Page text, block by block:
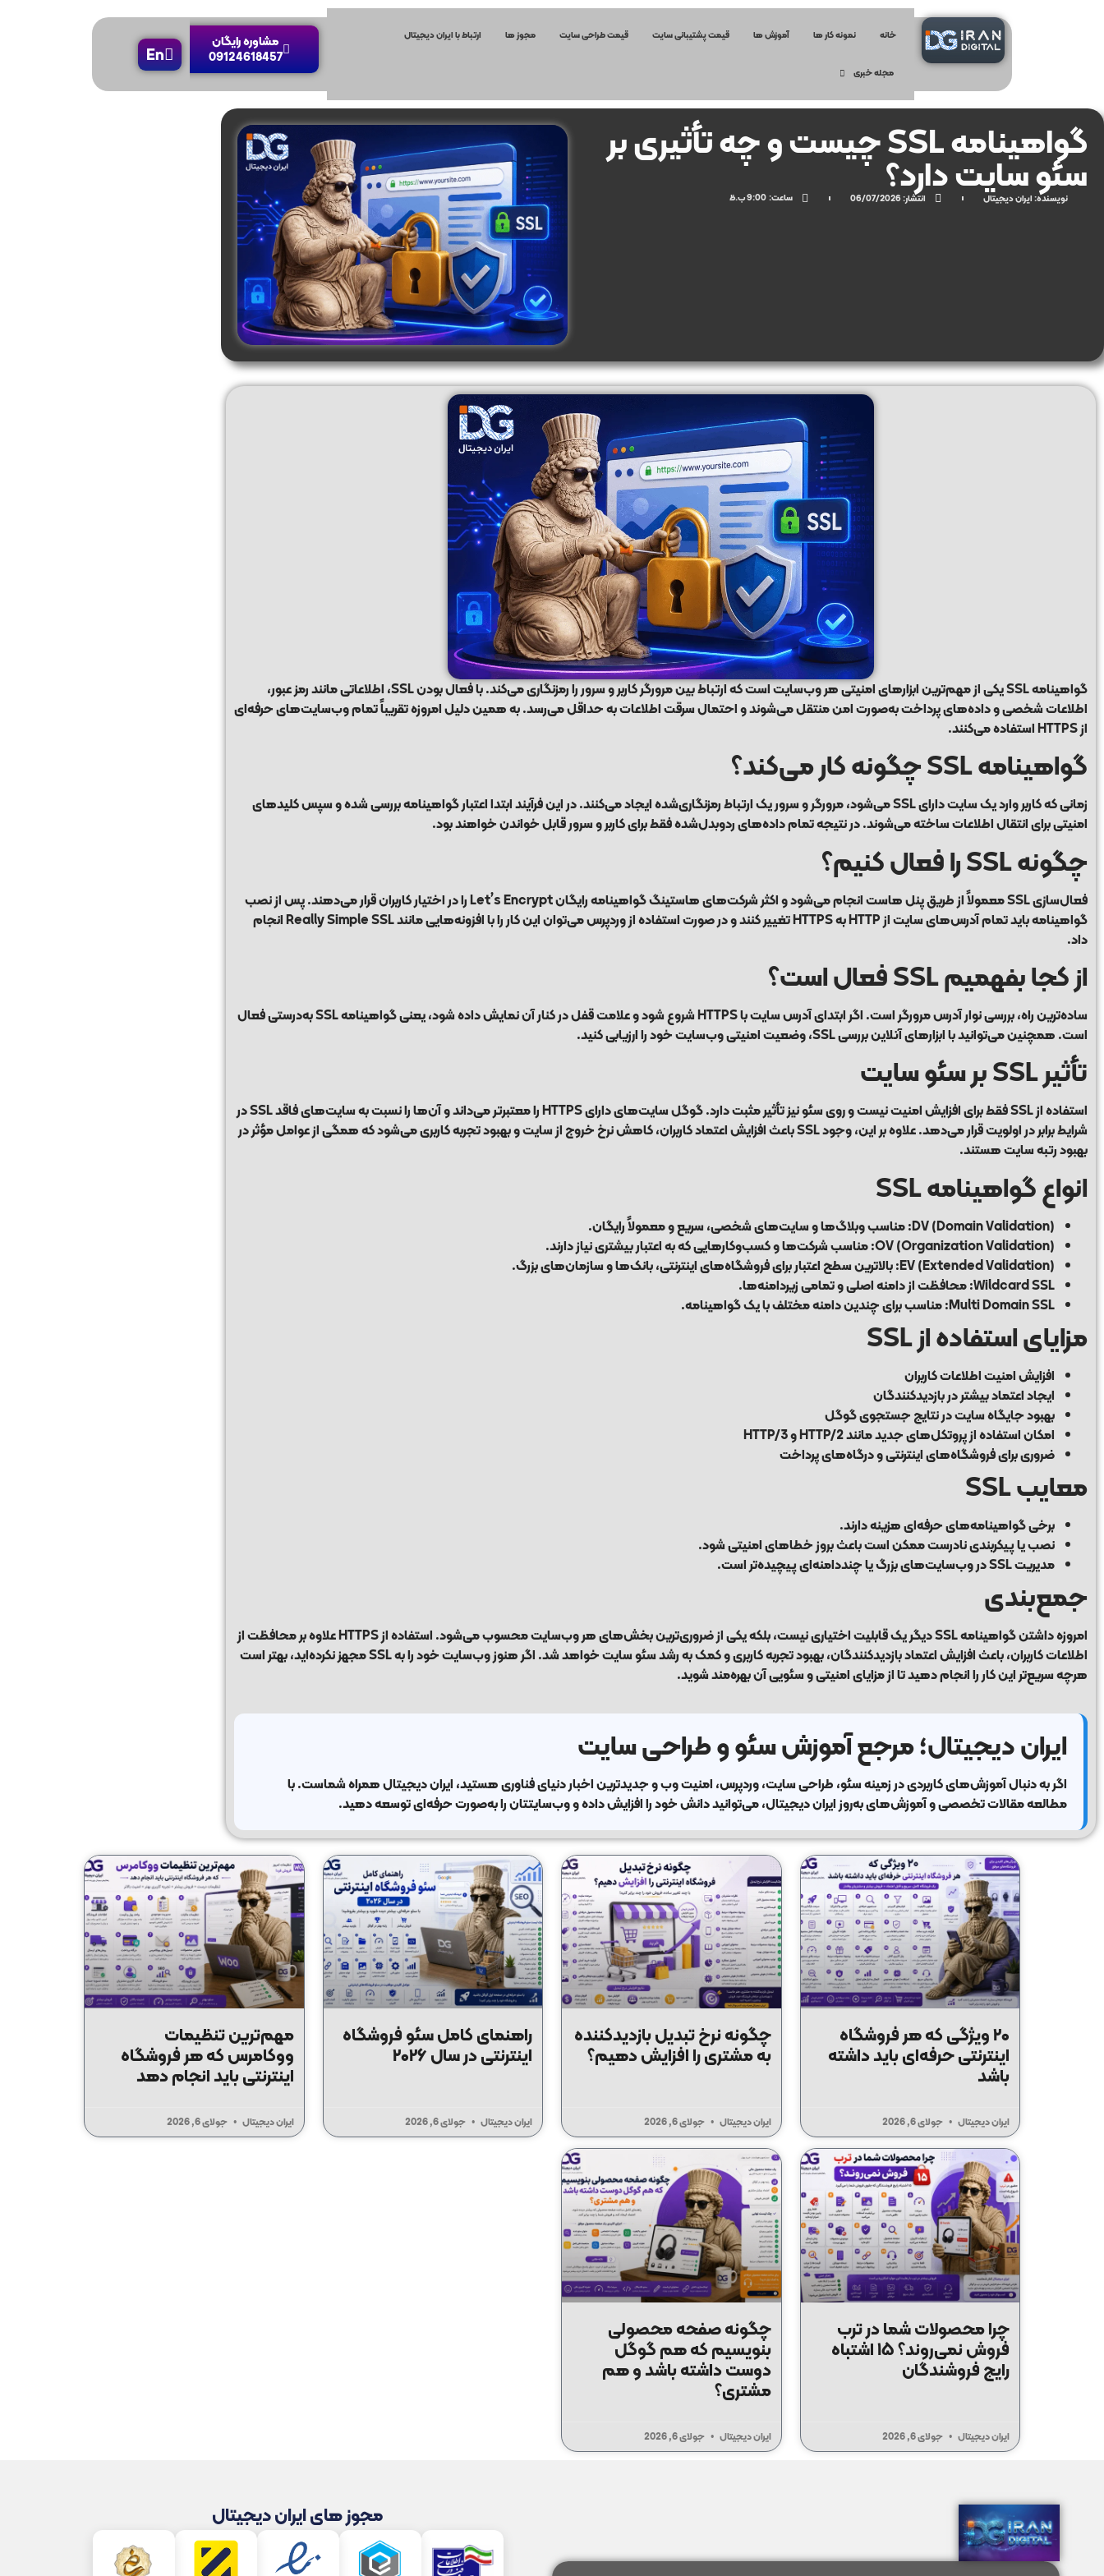
خانه نمونه کار ها آموزش ها قیمت پشتیبانی سایت قیمت طراحی سایت مجوز ها ارتباط با ایران دیجیتال
مجله خبری
مشاوره رایگان
09124618457
En
گواهینامه SSL چیست و چه تأثیری بر
سئو سایت دارد؟
نویسنده:ایران دیجیتال انتشار:06/07/2026 ساعت:9:00 ب.ظ
گواهینامهSSL
یکی از مهم‌ترین ابزارهای امنیتی هر وب‌سایت است که ارتباط بین مرورگر کاربر و سرور را رمزنگاری می‌کند. با فعال بودن SSL، اطلاعاتی مانند رمز عبور،
اطلاعات شخصی و داده‌های پرداخت به‌صورت امن منتقل می‌شوند و احتمال سرقت اطلاعات به حداقل می‌رسد. به همین دلیل امروزه تقریباً تمام وب‌سایت‌های حرفه‌ای
ازHTTPSاستفاده می‌کنند.
گواهینامه SSL چگونه کار می‌کند؟
زمانی که کاربر وارد یک سایت دارای SSL می‌شود، مرورگر و سرور یک ارتباط رمزنگاری‌شده ایجاد می‌کنند. در این فرآیند ابتدا اعتبار گواهینامه بررسی شده و سپس کلیدهای
امنیتی برای انتقال اطلاعات ساخته می‌شوند. در نتیجه تمام داده‌های ردوبدل‌شده فقط برای کاربر و سرور قابل خواندن خواهند بود.
چگونه SSL را فعال کنیم؟
فعال‌سازی SSL معمولاً از طریق پنل هاست انجام می‌شود و اکثر شرکت‌های هاستینگ گواهینامه رایگان Let’s Encrypt را در اختیار کاربران قرار می‌دهند. پس از نصب
گواهینامه باید تمام آدرس‌های سایت از HTTP به HTTPS تغییر کنند و در صورت استفاده از وردپرس می‌توان این کار را با افزونه‌هایی مانند
Really Simple SSLانجام
داد.
از کجا بفهمیم SSL فعال است؟
ساده‌ترین راه، بررسی نوار آدرس مرورگر است. اگر ابتدای آدرس سایت با HTTPS شروع شود و علامت قفل در کنار آن نمایش داده شود، یعنی گواهینامه SSL به‌درستی فعال
است. همچنین می‌توانید با ابزارهای آنلاین بررسی SSL، وضعیت امنیتی وب‌سایت خود را ارزیابی کنید.
تأثیر SSL بر سئو سایت
استفاده از SSL فقط برای افزایش امنیت نیست و روی سئو نیز تأثیر مثبت دارد. گوگل سایت‌های دارای HTTPS را معتبرتر می‌داند و آن‌ها را نسبت به سایت‌های فاقد SSL در
شرایط برابر در اولویت قرار می‌دهد. علاوه بر این، وجود SSL باعث افزایش اعتماد کاربران، کاهش نرخ خروج از سایت و بهبود تجربه کاربری می‌شود که همگی از عوامل مؤثر در
بهبود رتبه سایت هستند.
انواع گواهینامه SSL
DV (Domain Validation): مناسب وبلاگ‌ها و سایت‌های شخصی، سریع و معمولاً رایگان.
OV (Organization Validation): مناسب شرکت‌ها و کسب‌وکارهایی که به اعتبار بیشتری نیاز دارند.
EV (Extended Validation): بالاترین سطح اعتبار برای فروشگاه‌های اینترنتی، بانک‌ها و سازمان‌های بزرگ.
Wildcard SSL: محافظت از دامنه اصلی و تمامی زیردامنه‌ها.
Multi Domain SSL: مناسب برای چندین دامنه مختلف با یک گواهینامه.
مزایای استفاده از SSL
افزایش امنیت اطلاعات کاربران
ایجاد اعتماد بیشتر در بازدیدکنندگان
بهبود جایگاه سایت در نتایج جستجوی گوگل
امکان استفاده از پروتکل‌های جدید مانند HTTP/2 و HTTP/3
ضروری برای فروشگاه‌های اینترنتی و درگاه‌های پرداخت
معایب SSL
برخی گواهینامه‌های حرفه‌ای هزینه دارند.
نصب یا پیکربندی نادرست ممکن است باعث بروز خطاهای امنیتی شود.
مدیریت SSL در وب‌سایت‌های بزرگ یا چنددامنه‌ای پیچیده‌تر است.
جمع‌بندی
امروزه داشتن گواهینامه SSL دیگر یک قابلیت اختیاری نیست، بلکه یکی از ضروری‌ترین بخش‌های هر وب‌سایت محسوب می‌شود. استفاده از HTTPS علاوه بر محافظت از
اطلاعات کاربران، باعث افزایش اعتماد بازدیدکنندگان، بهبود تجربه کاربری و کمک به رشد سئو سایت خواهد شد. اگر هنوز وب‌سایت خود را به SSL مجهز نکرده‌اید، بهتر است
هرچه سریع‌تر این کار را انجام دهید تا از مزایای امنیتی و سئویی آن بهره‌مند شوید.
ایران دیجیتال؛ مرجع آموزش سئو و طراحی سایت
اگر به دنبال آموزش‌های کاربردی در زمینهسئو،طراحی سایت،وردپرس،امنیت وبو جدیدترین اخبار دنیای فناوری هستید،ایران دیجیتالهمراه شماست. با
مطالعه مقالات تخصصی و آموزش‌های به‌روز ایران دیجیتال، می‌توانید دانش خود را افزایش داده و وب‌سایتتان را به‌صورت حرفه‌ای توسعه دهید.
۲۰ ویژگی که هر فروشگاه
اینترنتی حرفه‌ای باید داشته
باشد
ایران دیجیتال جولای 6, 2026
چگونه نرخ تبدیل بازدیدکننده
به مشتری را افزایش دهیم؟
ایران دیجیتال جولای 6, 2026
راهنمای کامل سئو فروشگاه
اینترنتی در سال ۲۰۲۶
ایران دیجیتال جولای 6, 2026
مهم‌ترین تنظیمات
ووکامرس که هر فروشگاه
اینترنتی باید انجام دهد
ایران دیجیتال جولای 6, 2026
چرا محصولات شما در ترب
فروش نمی‌روند؟ ۱۵ اشتباه
رایج فروشندگان
ایران دیجیتال جولای 6, 2026
چگونه صفحه محصولی
بنویسیم که هم گوگل
دوست داشته باشد و هم
مشتری؟
ایران دیجیتال جولای 6, 2026
مجوز های ایران دیجیتال